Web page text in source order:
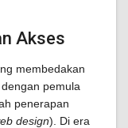
Akses
membedakan
pemula
penerapan
design). Di era